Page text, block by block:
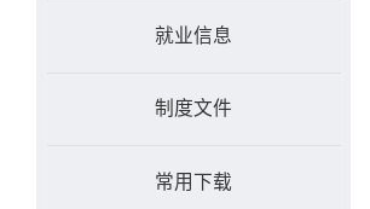
就业信息
制度文件
常用下载